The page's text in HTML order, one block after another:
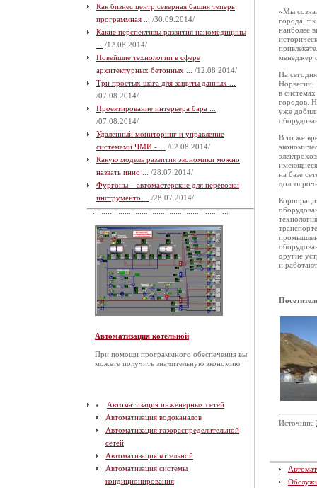
Как бизнес центр северная башня теперь
программная ...
/30.09.2014/
Какие перспективы развития наномедицины
/12.08.2014/
Новейшие технологии в сфере
архитектурных бетонных ...
/12.08.2014/
Три простых шага для защиты данных ...
/07.08.2014/
Проектирование интерьера бара ...
/07.08.2014/
Удаленный мониторинг и управление
системами ЧМИ - ...
/02.08.2014/
Какую модель развития экономики можно
назвать инно ...
/28.07.2014/
Фургоны – автомастерские для перевозки
инструменто ...
/28.07.2014/
Автоматизация котельной
При помощи программного обеспечения вы
можете получить значительную экономию
Автоматизация инженерных сетей
Автоматизация водоканалов
Автоматизация газораспределительной
сетей
Автоматизация котельной
Автоматизация системы
кондиционирования
«Мы
города,
наиболее
менеджер
На
Норвегии,
в
городов.
уже
В то же
на базе
другие
и
Источник: